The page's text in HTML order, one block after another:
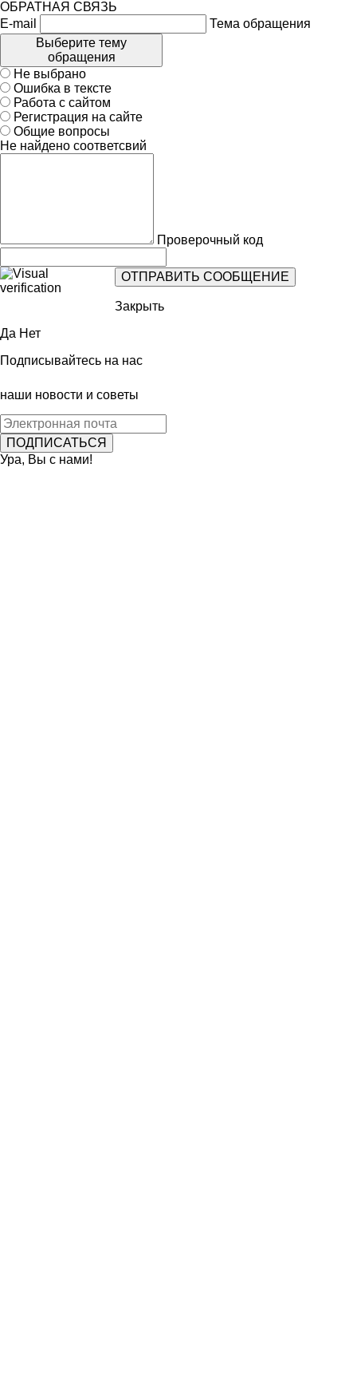
ОБРАТНАЯ СВЯЗЬ
E-mail
Тема обращения
Выберите тему
обращения
Не выбрано
Ошибка в тексте
Работа с сайтом
Регистрация на сайте
Общие вопросы
Не найдено соответсвий
Проверочный код
Закрыть
Да Нет
Подписывайтесь на нас
наши новости и советы
Ура, Вы с нами!